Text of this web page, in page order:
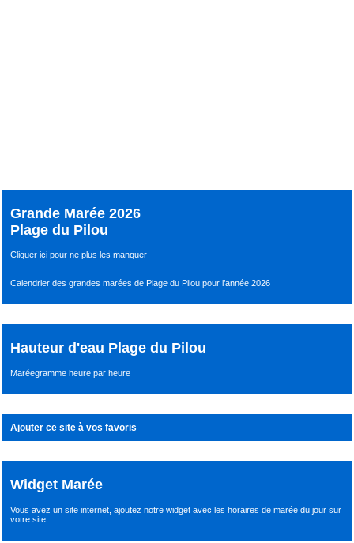
Grande Marée 2026
Plage du Pilou
Cliquer ici pour ne plus les manquer
Calendrier des grandes marées de Plage du Pilou pour l’année 2026
Hauteur d'eau Plage du Pilou
Maréegramme heure par heure
Ajouter ce site à vos favoris
Widget Marée
Vous avez un site internet,ajoutez notre widget avec les horaires de marée du joursur
votre site